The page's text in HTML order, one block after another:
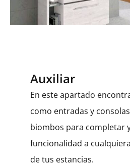
Auxiliar
En este apartado
como entradas y
biombos para completar
funcionalidad a cualquiera
de tus estancias.